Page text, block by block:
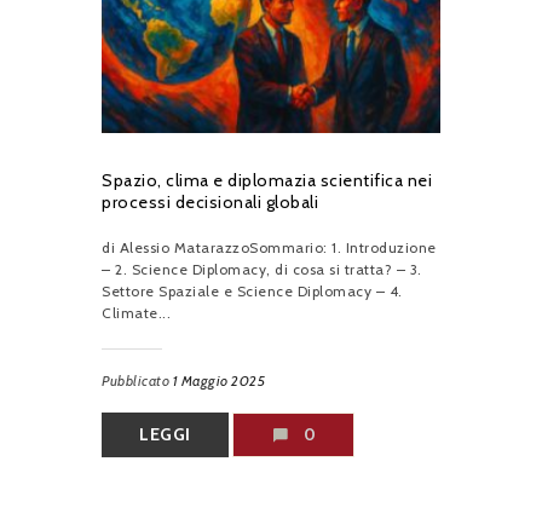
Spazio, clima e diplomazia scientifica nei
processi decisionali globali
di Alessio MatarazzoSommario: 1. Introduzione
– 2. Science Diplomacy, di cosa si tratta? – 3.
Settore Spaziale e Science Diplomacy – 4.
Climate...
Pubblicato 1 Maggio 2025
LEGGI 0